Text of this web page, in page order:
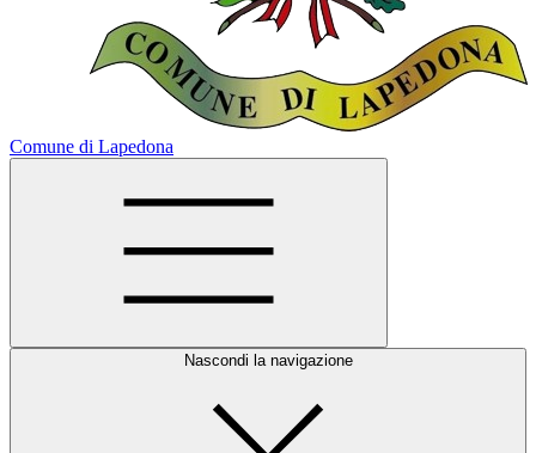
Comune di Lapedona
Nascondi la navigazione